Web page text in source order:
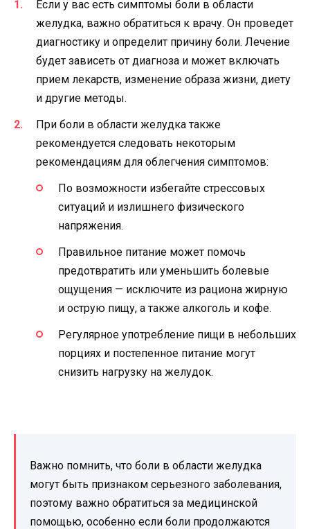
Если у вас есть симптомы боли в области
желудка, важно обратиться к врачу. Он проведет
диагностику и определит причину боли. Лечение
будет зависеть от диагноза и может включать
прием лекарств, изменение образа жизни, диету
и другие методы.
При боли в области желудка также
рекомендуется следовать некоторым
рекомендациям для облегчения симптомов:
По возможности избегайте стрессовых
ситуаций и излишнего физического
напряжения.
Правильное питание может помочь
предотвратить или уменьшить болевые
ощущения — исключите из рациона жирную
и острую пищу, а также алкоголь и кофе.
Регулярное употребление пищи в небольших
порциях и постепенное питание могут
снизить нагрузку на желудок.
Важно помнить, что боли в области желудка
могут быть признаком серьезного заболевания,
поэтому важно обратиться за медицинской
помощью, особенно если боли продолжаются